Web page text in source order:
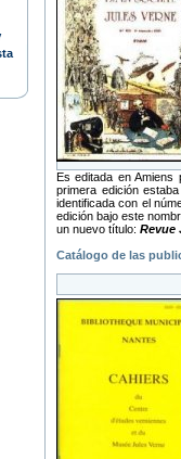
Es editada en Amiens
primera edición
identificada con el
edición bajo este
un nuevo título: Revue
Catálogo de las